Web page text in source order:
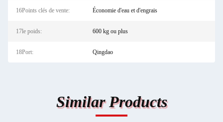
16Points clés de vente: Économie d'eau et d'engrais
17le poids: 600 kg ou plus
18Port: Qingdao
Similar Products